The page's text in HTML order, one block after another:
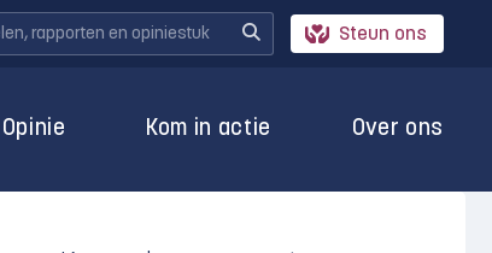
Steun ons
Opinie Kom in actie Over ons